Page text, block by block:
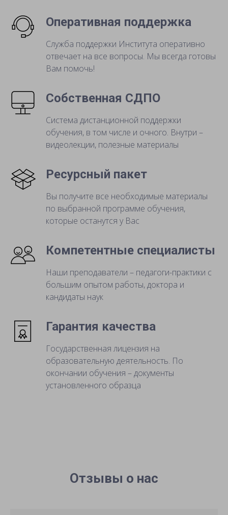
Оперативная поддержка
Служба поддержки Института оперативно
отвечает на все вопросы. Мы всегда готовы
Вам помочь!
Собственная СДПО
Система дистанционной поддержки
обучения, в том числе и очного. Внутри –
видеолекции, полезные материалы
Ресурсный пакет
Вы получите все необходимые материалы
по выбранной программе обучения,
которые останутся у Вас
Компетентные специалисты
Наши преподаватели – педагоги-практики с
большим опытом работы, доктора и
кандидаты наук
Гарантия качества
Государственная лицензия на
образовательную деятельность. По
окончании обучения – документы
установленного образца
Отзывы о нас